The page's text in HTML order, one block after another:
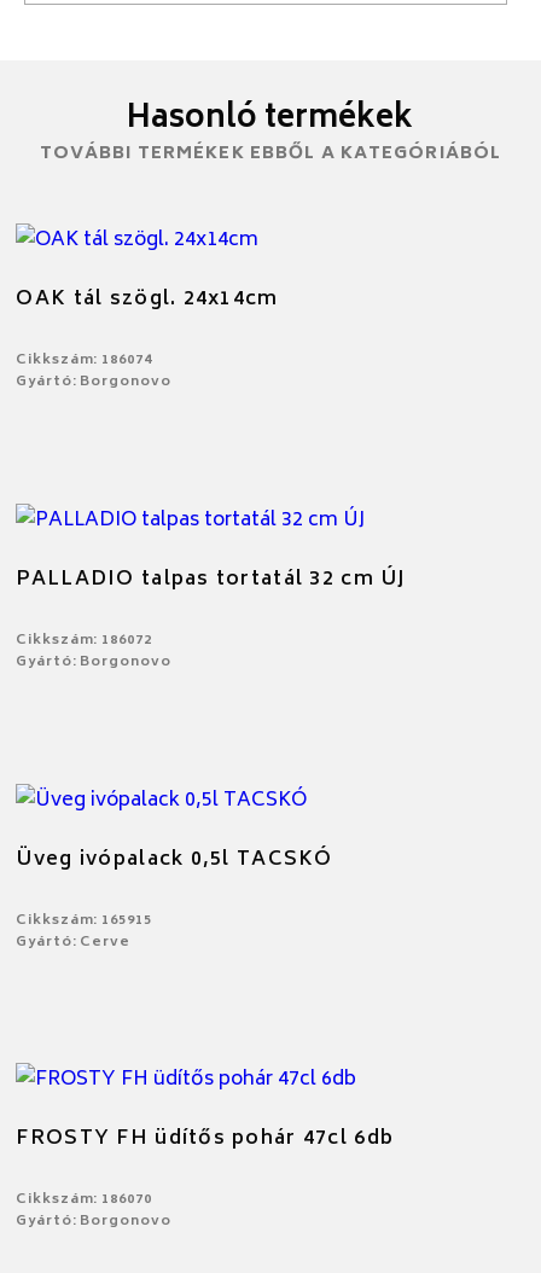
Hasonló termékek
TOVÁBBI TERMÉKEK EBBŐL A KATEGÓRIÁBÓL
OAK tál szögl. 24x14cm
Cikkszám: 186074
Gyártó: Borgonovo
PALLADIO talpas tortatál 32 cm ÚJ
Cikkszám: 186072
Gyártó: Borgonovo
Üveg ivópalack 0,5l TACSKÓ
Cikkszám: 165915
Gyártó: Cerve
FROSTY FH üdítős pohár 47cl 6db
Cikkszám: 186070
Gyártó: Borgonovo